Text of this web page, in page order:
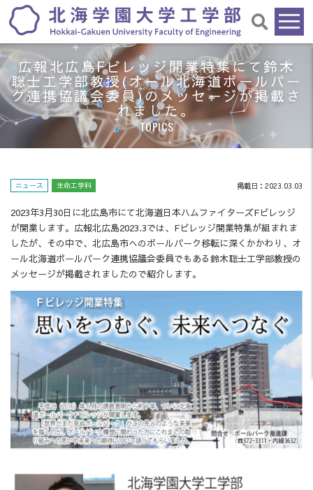
広報北広島Fビレッジ開業特集にて鈴木
聡士工学部教授(オール北海道ボールパー
ク連携協議会委員)のメッセージが掲載さ
れました。
TOPICS
ニュース 生命工学科 掲載日：2023.03.03
2023年3月30日に北広島市にて北海道日本ハムファイターズFビレッジ
が開業します。広報北広島2023.3では、Fビレッジ開業特集が組まれま
したが、その中で、北広島市へのボールパーク移転に深くかかわり、オ
ール北海道ボールパーク連携協議会委員でもある鈴木聡士工学部教授の
メッセージが掲載されましたので紹介します。